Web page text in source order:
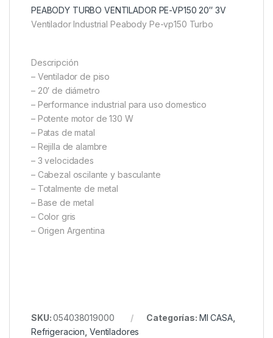
PEABODY TURBO VENTILADOR PE-VP150 20″ 3V
Ventilador Industrial Peabody Pe-vp150 Turbo
Descripción
– Ventilador de piso
– 20′ de diámetro
– Performance industrial para uso domestico
– Potente motor de 130 W
– Patas de matal
– Rejilla de alambre
– 3 velocidades
– Cabezal oscilante y basculante
– Totalmente de metal
– Base de metal
– Color gris
– Origen Argentina
SKU:054038019000 Categorías: MI CASA,
Refrigeracion Ventiladores